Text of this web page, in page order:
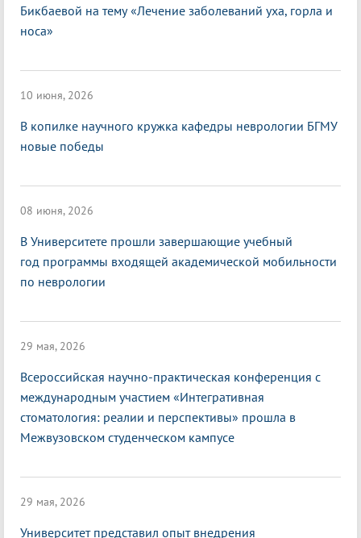
Бикбаевой на тему «Лечение заболеваний уха, горла и
носа»
10 июня, 2026
В копилке научного кружка кафедры неврологии БГМУ
новые победы
08 июня, 2026
В Университете прошли завершающие учебный
год программы входящей академической мобильности
по неврологии
29 мая, 2026
Всероссийская научно-практическая конференция с
международным участием «Интегративная
стоматология: реалии и перспективы» прошла в
Межвузовском студенческом кампусе
29 мая, 2026
Университет представил опыт внедрения